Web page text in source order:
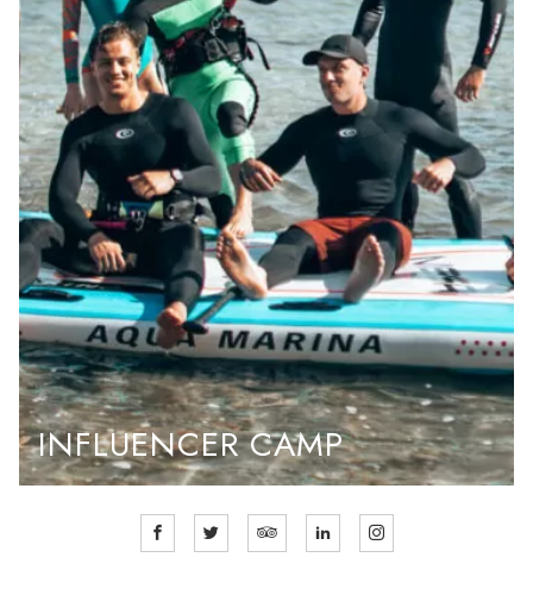
INFLUENCER CAMP